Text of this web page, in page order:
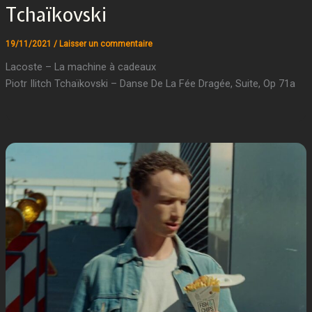
Tchaïkovski
19/11/2021 / Laisser un commentaire
Lacoste – La machine à cadeaux
Piotr Ilitch Tchaïkovski – Danse De La Fée Dragée, Suite, Op 71a